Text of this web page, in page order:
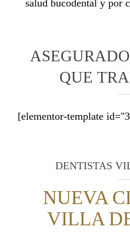
salud bucodental y por
QUE
[elementor-template
DENTISTAS
NUEVA
VILLA